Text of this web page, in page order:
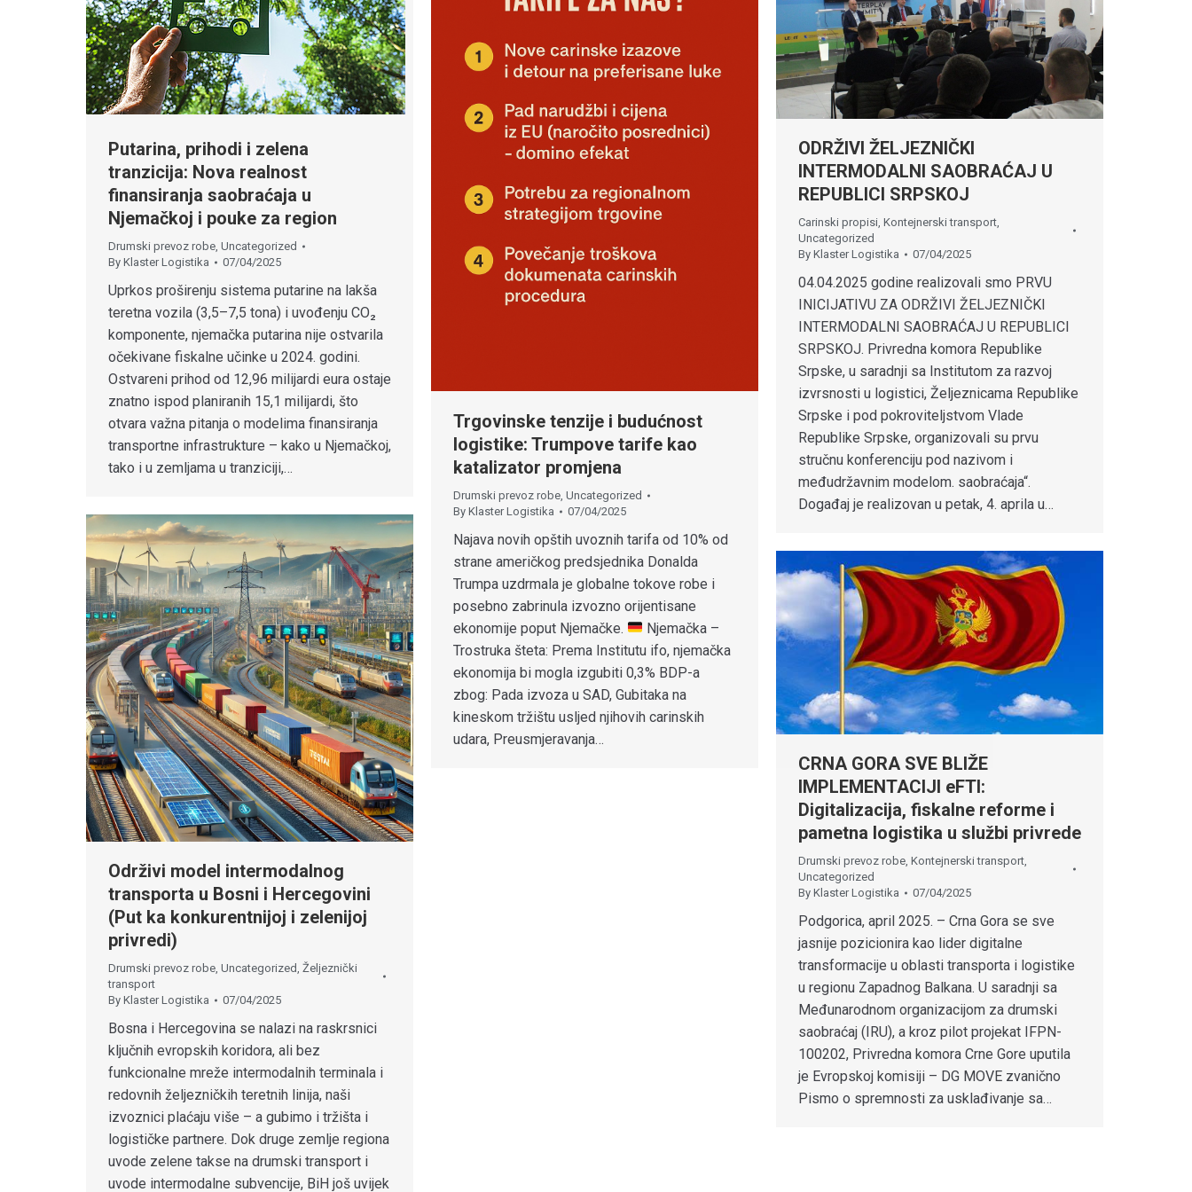
Putarina, prihodi i zelena
tranzicija: Nova realnost
finansiranja saobraćaja u
Njemačkoj i pouke za region
Drumski prevoz robe, Uncategorized
By Klaster Logistika 07/04/2025
Uprkos proširenju sistema putarine na lakša
teretna vozila (3,5–7,5 tona) i uvođenju CO₂
komponente, njemačka putarina nije ostvarila
očekivane fiskalne učinke u 2024. godini.
Ostvareni prihod od 12,96 milijardi eura ostaje
znatno ispod planiranih 15,1 milijardi, što
otvara važna pitanja o modelima finansiranja
transportne infrastrukture – kako u Njemačkoj,
tako i u zemljama u tranziciji,…
Trgovinske tenzije i budućnost
logistike: Trumpove tarife kao
katalizator promjena
Drumski prevoz robe Uncategorized
By Klaster Logistika 07/04/2025
Najava novih opštih uvoznih tarifa od 10% od
strane američkog predsjednika Donalda
Trumpa uzdrmala je globalne tokove robe i
posebno zabrinula izvozno orijentisane
ekonomije poput Njemačke.
Njemačka –
Trostruka šteta: Prema Institutu ifo, njemačka
ekonomija bi mogla izgubiti 0,3% BDP-a
zbog: Pada izvoza u SAD, Gubitaka na
kineskom tržištu usljed njihovih carinskih
udara, Preusmjeravanja…
ODRŽIVI ŽELJEZNIČKI
INTERMODALNI SAOBRAĆAJ U
REPUBLICI SRPSKOJ
Carinski propisi, Kontejnerski transport,
Uncategorized
By Klaster Logistika 07/04/2025
04.04.2025 godine realizovali smo PRVU
INICIJATIVU ZA ODRŽIVI ŽELJEZNIČKI
INTERMODALNI SAOBRAĆAJ U REPUBLICI
SRPSKOJ. Privredna komora Republike
Srpske, u saradnji sa Institutom za razvoj
izvrsnosti u logistici, Željeznicama Republike
Srpske i pod pokroviteljstvom Vlade
Republike Srpske, organizovali su prvu
stručnu konferenciju pod nazivom i
međudržavnim modelom. saobraćaja“.
Događaj je realizovan u petak, 4. aprila u…
Održivi model intermodalnog
transporta u Bosni i Hercegovini
(Put ka konkurentnijoj i zelenijoj
privredi)
Drumski prevoz robe, Uncategorized, Željeznički
transport
By Klaster Logistika 07/04/2025
Bosna i Hercegovina se nalazi na raskrsnici
ključnih evropskih koridora, ali bez
funkcionalne mreže intermodalnih terminala i
redovnih željezničkih teretnih linija, naši
izvoznici plaćaju više – a gubimo i tržišta i
logističke partnere. Dok druge zemlje regiona
uvode zelene takse na drumski transport i
uvode intermodalne subvencije, BiH još uvijek
CRNA GORA SVE BLIŽE
IMPLEMENTACIJI eFTI:
Digitalizacija, fiskalne reforme i
pametna logistika u službi privrede
Drumski prevoz robe, Kontejnerski transport,
Uncategorized
By Klaster Logistika 07/04/2025
Podgorica, april 2025. – Crna Gora se sve
jasnije pozicionira kao lider digitalne
transformacije u oblasti transporta i logistike
u regionu Zapadnog Balkana. U saradnji sa
Međunarodnom organizacijom za drumski
saobraćaj (IRU), a kroz pilot projekat IFPN-
100202, Privredna komora Crne Gore uputila
je Evropskoj komisiji – DG MOVE zvanično
Pismo o spremnosti za usklađivanje sa…